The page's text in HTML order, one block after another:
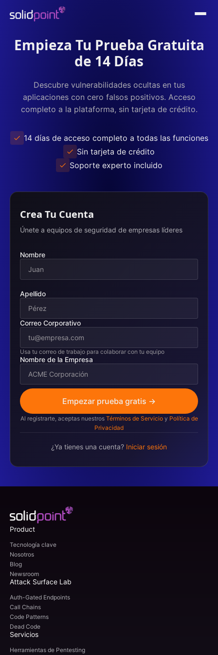
Empieza Tu Prueba Gratuita
de 14 Días
Descubre vulnerabilidades ocultas en tus
aplicaciones con cero falsos positivos. Acceso
completo a la plataforma, sin tarjeta de crédito.
14 días de acceso completo a todas las funciones
Sin tarjeta de crédito
Soporte experto incluido
Crea Tu Cuenta
Únete a equipos de seguridad de empresas líderes
Nombre
Apellido
Correo Corporativo
Usa tu correo de trabajo para colaborar con tu equipo
Nombre de la Empresa
Empezar prueba gratis →
Al registrarte, aceptas nuestros Términos de Servicioy Política de
Privacidad
¿Ya tienes una cuenta? Iniciar sesión
Product
Tecnología clave
Nosotros
Blog
Newsroom
Attack Surface Lab
Auth-Gated Endpoints
Call Chains
Code Patterns
Dead Code
Servicios
Herramientas de Pentesting